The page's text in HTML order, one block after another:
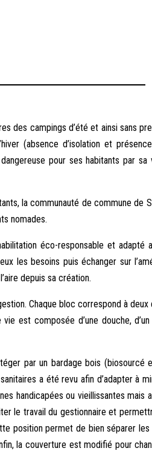
des campings d’été et ainsi sans
(absence d’isolation et
pour ses habitants par sa
la communauté de commune de
nomades.
éco-responsable et adapté
les besoins puis échanger sur
depuis sa création.
Chaque bloc correspond à
est composée d’une douche,
par un bardage bois (biosourcé
a été revu afin d’adapter à
handicapées ou vieillissantes mais
le travail du gestionnaire et
position permet de bien séparer
la couverture est modifié pour